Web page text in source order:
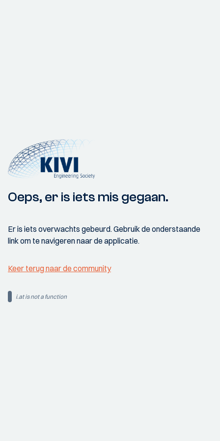
Oeps, er is iets mis gegaan.
Er is iets overwachts gebeurd. Gebruik de onderstaande
link om te navigeren naar de applicatie.
Keer terug naar de community
i.at is not a function